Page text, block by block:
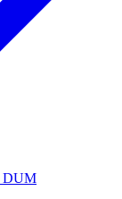
DUM